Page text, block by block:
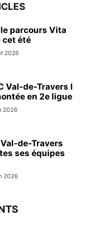
parcours Vita
cet été
2026
Val-de-Travers I
en 2e ligue
2026
de-Travers
ses équipes
2026